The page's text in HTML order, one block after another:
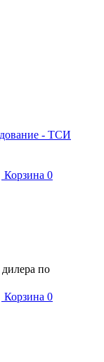
Корзина 0
по
Корзина 0